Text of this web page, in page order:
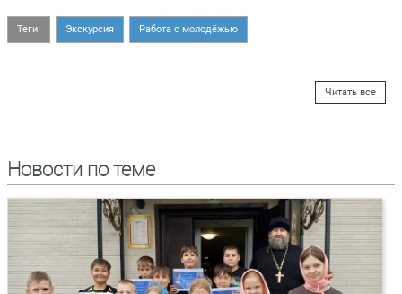
Теги: Экскурсия Работа с молодёжью
Читать все
Новости по теме